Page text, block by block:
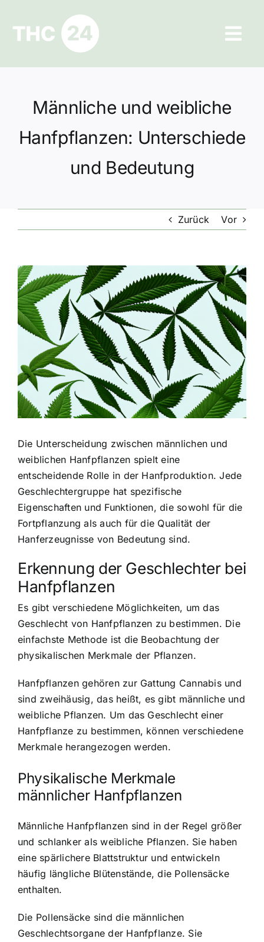
springen
Ratgeber
Hilfe und Kontakt
Datenschutz
Männliche und weibliche
Hanfpflanzen: Unterschiede
und Bedeutung
Zurück Vor
Zeige
grösseres
Bild
Die Unterscheidung zwischen männlichen und
weiblichen Hanfpflanzen spielt eine
entscheidende Rolle in der Hanfproduktion. Jede
Geschlechtergruppe hat spezifische
Eigenschaften und Funktionen, die sowohl für die
Fortpflanzung als auch für die Qualität der
Hanferzeugnisse von Bedeutung sind.
Erkennung der Geschlechter bei
Hanfpflanzen
Es gibt verschiedene Möglichkeiten, um das
Geschlecht von Hanfpflanzen zu bestimmen. Die
einfachste Methode ist die Beobachtung der
physikalischen Merkmale der Pflanzen.
Hanfpflanzen gehören zur Gattung Cannabis und
sind zweihäusig, das heißt, es gibt männliche und
weibliche Pflanzen. Um das Geschlecht einer
Hanfpflanze zu bestimmen, können verschiedene
Merkmale herangezogen werden.
Physikalische Merkmale
männlicher Hanfpflanzen
Männliche Hanfpflanzen sind in der Regel größer
und schlanker als weibliche Pflanzen. Sie haben
eine spärlichere Blattstruktur und entwickeln
häufig längliche Blütenstände, die Pollensäcke
enthalten.
Die Pollensäcke sind die männlichen
Geschlechtsorgane der Hanfpflanze. Sie